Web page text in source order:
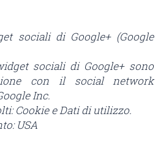
sociali di Google+ (Google
sociali di Google+ sono
con il social network
Inc.
Cookie e Dati di utilizzo.
USA